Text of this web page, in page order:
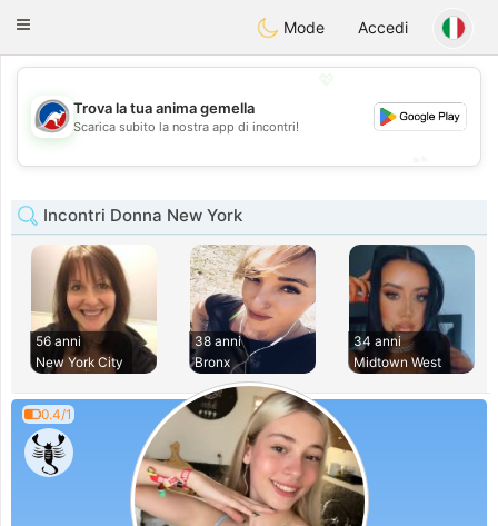
AustraliaChat
Toggle
Mode Accedi
💖
💕
Trova la tua anima gemella
Scarica subito la nostra app di incontri!
Incontri Donna New York
56 anni
New York City
38 anni
Bronx
34 anni
Midtown West
0.4/1